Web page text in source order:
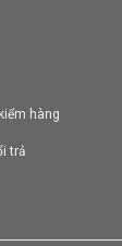
hàng
trả